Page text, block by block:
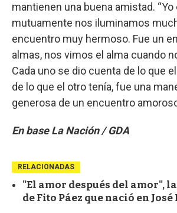
mantienen una buena amistad. “Yo
mutuamente nos iluminamos
encuentro muy hermoso. Fue un
almas, nos vimos el alma cuando
Cada uno se dio cuenta de lo que
de lo que el otro tenía, fue una
generosa de un encuentro
En base La Nación / GDA
RELACIONADAS
"El amor después del amor",
de Fito Páez que nació en